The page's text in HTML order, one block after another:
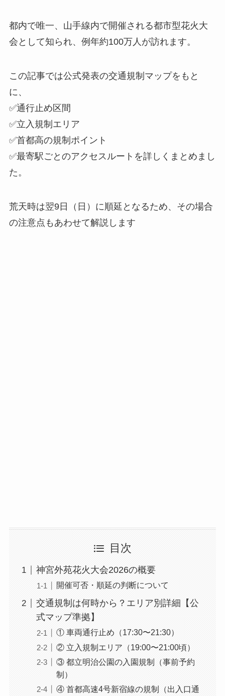
都内で唯一、山手線内で開催される都市型花火大
会として知られ、例年約100万人が訪れます。
この記事では公式発表の交通規制マップをもと
に、
✅通行止め区間
✅立入規制エリア
✅首都高の規制ポイント
✅最寄駅ごとのアクセスルートを詳しくまとめまし
た。
荒天時は翌9日（日）に順延となるため、その場合
の注意点もあわせて解説します
目次
神宮外苑花火大会2026の概要
開催可否・順延の判断について
交通規制は何時から？エリア別詳細【公
式マップ準拠】
① 車両通行止め（17:30〜21:30）
② 立入規制エリア（19:00〜21:00頃）
③ 都立明治公園の入園規制（事前予約
制）
④ 首都高速4号新宿線の規制（出入口通